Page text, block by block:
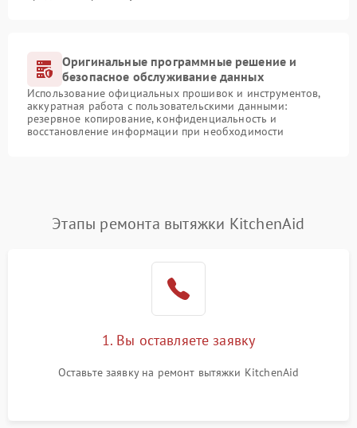
Оригинальные программные решение и
безопасное обслуживание данных
Использование официальных прошивок и инструментов,
аккуратная работа с пользовательскими данными:
резервное копирование, конфиденциальность и
восстановление информации при необходимости
Этапы ремонта вытяжки KitchenAid
1. Вы оставляете заявку
Оставьте заявку на ремонт вытяжки KitchenAid